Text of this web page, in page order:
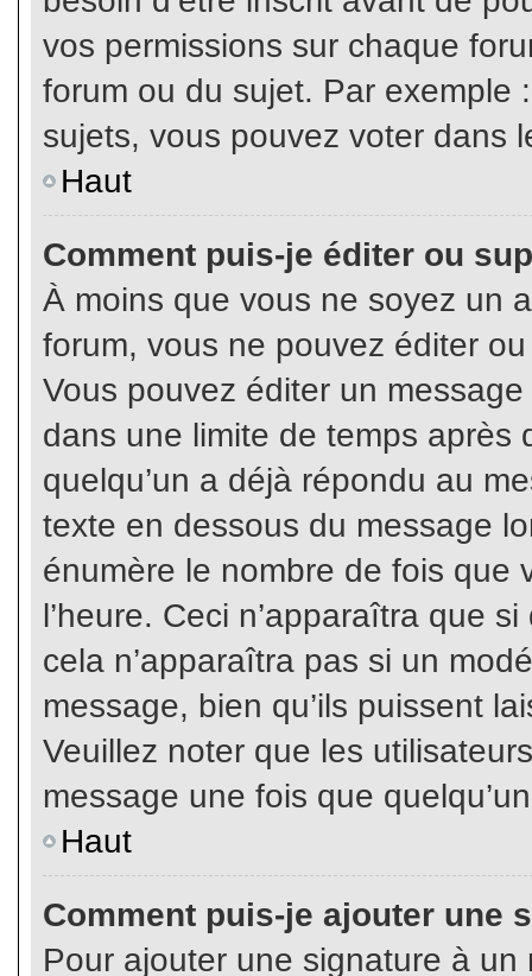
vos permissions sur chaque
forum ou du sujet. Par exemple
sujets, vous pouvez voter dans
Haut
Comment puis-je éditer ou
À moins que vous ne soyez un
forum, vous ne pouvez éditer
Vous pouvez éditer un
dans une limite de temps après
quelqu’un a déjà répondu au
texte en dessous du message
énumère le nombre de fois que
l’heure. Ceci n’apparaîtra que
cela n’apparaîtra pas si un
message, bien qu’ils puissent
Veuillez noter que les
message une fois que
Haut
Comment puis-je ajouter une
Pour ajouter une signature à un